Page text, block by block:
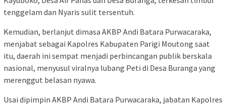
tenggelam dan Nyaris sulit tersentuh.
Kemudian, berlanjut dimasa AKBP Andi Batara Purwacaraka,
menjabat sebagai Kapolres Kabupaten Parigi Moutong saat
itu, daerah ini sempat menjadi perbincangan publik berskala
nasional, menyusul viralnya lubang Peti di Desa Buranga yang
merenggut belasan nyawa.
Usai dipimpin AKBP Andi Batara Purwacaraka, jabatan Kapolres